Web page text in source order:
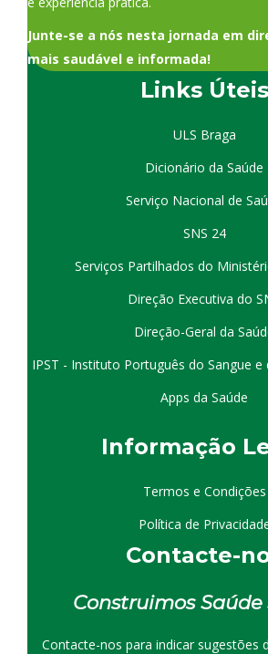
Junte-se a nós nesta jornada em
mais saudável e informada!
Links Úteis
ULS Braga
Dicionário da Saúde
Serviço Nacional de
SNS 24
Serviços Partilhados do
Direção Executiva do
Direção-Geral da
IPST - Instituto Português do Sangue e
Apps da Saúde
Informação
Termos e Condições
Política de
Contacte-
Construimos Saúde
Contacte-nos para indicar sugestões